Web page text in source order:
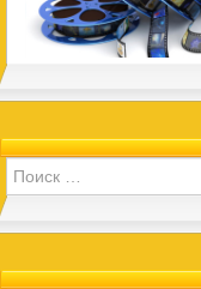
Search for: